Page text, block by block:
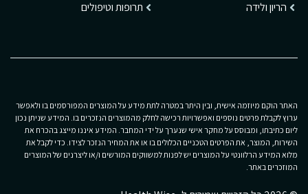
הריון ולידה
תרופות וטיפולים
האתר הוקם מיוזמה אישית, ובין היתר במטרה לתת מידע על המוצרים המפורסמים בו ולאפשר
ערוץ לקבלת פרטים נוספים ואפשרויות רכישה לחלק מהמוצרים הנזכרים בו. המידע שניתן נכון
ליום כתיבתו, ומבוסס על מחקר אישי שנערך על ידי המחבר. המידע איננו מייצג בהכרח את
השירות, המוצר, את הפרטים הטכניים הכלולים בו או את המחיר הנזכר לצידו. כדי לקבל את
מלוא המידע הרלוונטי על המוצרים יש לפנות למשווקים המורשים ו/או ליצרנים של המוצרים
המוזכרים באתר.